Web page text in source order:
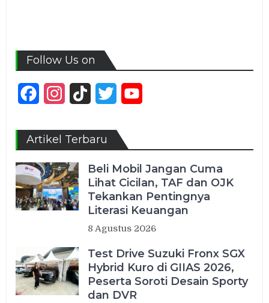
Follow Us on
FacebookInstagram
TikTok Twitter
Artikel Terbaru
Beli Mobil Jangan Cuma
Lihat Cicilan, TAF dan OJK
Tekankan Pentingnya
Literasi Keuangan
8 Agustus 2026
Test Drive Suzuki Fronx SGX
Hybrid Kuro di GIIAS 2026,
Peserta Soroti Desain Sporty
dan DVR